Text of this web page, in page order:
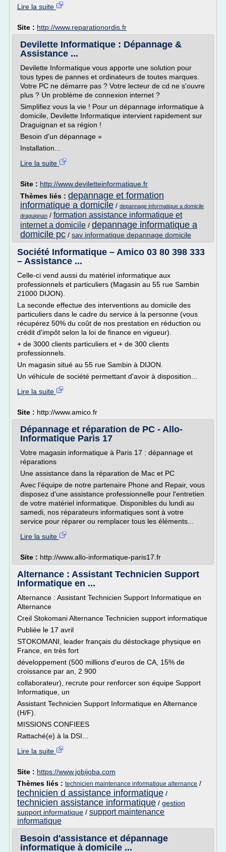
Lire la suite
Site : http://www.reparationordis.fr
Devilette Informatique : Dépannage &
Assistance ...
Devilette Informatique vous apporte une solution pour
tous types de pannes et ordinateurs de toutes marques.
Votre PC ne démarre pas ? Votre lecteur de cd ne s'ouvre
plus ? Un problème de connexion internet ?
Simplifiez vous la vie ! Pour un dépannage informatique à
domicile, Devilette Informatique intervient rapidement sur
Draguignan et sa région !
Besoin d'un dépannage »
Installation...
Lire la suite
Site : http://www.deviletteinformatique.fr
Thèmes liés : depannage et formation
informatique a domicile / depannage informatique a domicile
draguignan / formation assistance informatique et
internet a domicile / depannage informatique a
domicile pc / sav informatique depannage domicile
Société Informatique – Amico 03 80 398 333
– Assistance ...
Celle-ci vend aussi du matériel informatique aux
professionnels et particuliers (Magasin au 55 rue Sambin
21000 DIJON).
La seconde effectue des interventions au domicile des
particuliers dans le cadre du service à la personne (vous
récupérez 50% du coût de nos prestation en réduction ou
crédit d'impôt selon la loi de finance en vigueur).
+ de 3000 clients particuliers et + de 300 clients
professionnels.
Un magasin situé au 55 rue Sambin à DIJON.
Un véhicule de société permettant d'avoir à disposition...
Lire la suite
Site : http://www.amico.fr
Dépannage et réparation de PC - Allo-
Informatique Paris 17
Votre magasin informatique à Paris 17 : dépannage et
réparations
Une assistance dans la réparation de Mac et PC
Avec l'équipe de notre partenaire Phone and Repair, vous
disposez d'une assistance professionnelle pour l'entretien
de votre matériel informatique. Disponibles du lundi au
samedi, nos réparateurs informatiques sont à votre
service pour réparer ou remplacer tous les éléments...
Lire la suite
Site : http://www.allo-informatique-paris17.fr
Alternance : Assistant Technicien Support
Informatique en ...
Alternance : Assistant Technicien Support Informatique en
Alternance
Creil Stokomani Alternance Technicien support informatique
Publiée le 17 avril
STOKOMANI, leader français du déstockage physique en
France, en très fort
développement (500 millions d'euros de CA, 15% de
croissance par an, 2 900
collaborateur), recrute pour renforcer son équipe Support
Informatique, un
Assistant Technicien Support Informatique en Alternance
(H/F).
MISSIONS CONFIEES
Rattaché(e) à la DSI...
Lire la suite
Site : https://www.jobijoba.com
Thèmes liés : technicien maintenance informatique alternance /
technicien d assistance informatique /
technicien assistance informatique / gestion
support informatique / support maintenance
informatique
Besoin d'assistance et dépannage
informatique à domicile ...